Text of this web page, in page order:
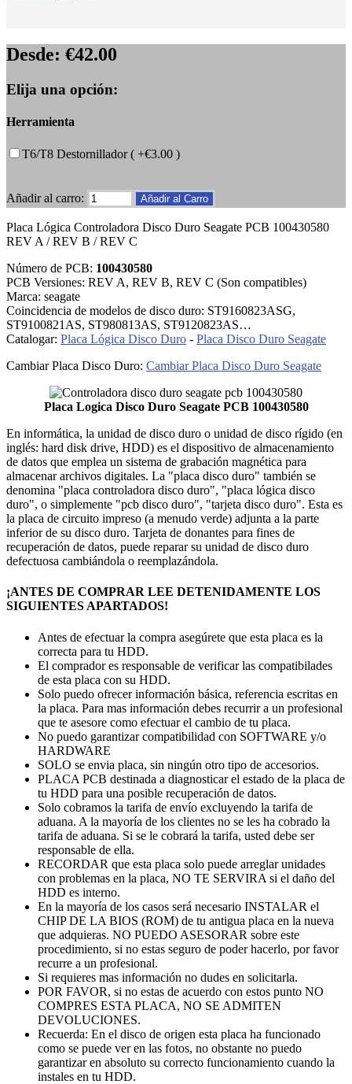
Desde: €42.00
Elija una opción:
Herramienta
T6/T8 Destornillador ( +€3.00 )
Añadir al carro:
Placa Lógica Controladora Disco Duro Seagate PCB 100430580
REV A / REV B / REV C
Número de PCB: 100430580
PCB Versiones: REV A, REV B, REV C (Son compatibles)
Marca: seagate
Coincidencia de modelos de disco duro: ST9160823ASG,
ST9100821AS, ST980813AS, ST9120823AS…
Catalogar: Placa Lógica Disco Duro - Placa Disco Duro Seagate
Cambiar Placa Disco Duro: Cambiar Placa Disco Duro Seagate
Placa Logica Disco Duro Seagate PCB 100430580
En informática, la unidad de disco duro o unidad de disco rígido (en
inglés: hard disk drive, HDD) es el dispositivo de almacenamiento
de datos que emplea un sistema de grabación magnética para
almacenar archivos digitales. La "placa disco duro" también se
denomina "placa controladora disco duro", "placa lógica disco
duro", o simplemente "pcb disco duro", "tarjeta disco duro". Esta es
la placa de circuito impreso (a menudo verde) adjunta a la parte
inferior de su disco duro. Tarjeta de donantes para fines de
recuperación de datos, puede reparar su unidad de disco duro
defectuosa cambiándola o reemplazándola.
¡ANTES DE COMPRAR LEE DETENIDAMENTE LOS
SIGUIENTES APARTADOS!
Antes de efectuar la compra asegúrete que esta placa es la
correcta para tu HDD.
El comprador es responsable de verificar las compatibilades
de esta placa con su HDD.
Solo puedo ofrecer información básica, referencia escritas en
la placa. Para mas información debes recurrir a un profesional
que te asesore como efectuar el cambio de tu placa.
No puedo garantizar compatibilidad con SOFTWARE y/o
HARDWARE
SOLO se envia placa, sin ningún otro tipo de accesorios.
PLACA PCB destinada a diagnosticar el estado de la placa de
tu HDD para una posible recuperación de datos.
Solo cobramos la tarifa de envío excluyendo la tarifa de
aduana. A la mayoría de los clientes no se les ha cobrado la
tarifa de aduana. Si se le cobrará la tarifa, usted debe ser
responsable de ella.
RECORDAR que esta placa solo puede arreglar unidades
con problemas en la placa, NO TE SERVIRA si el daño del
HDD es interno.
En la mayoría de los casos será necesario INSTALAR el
CHIP DE LA BIOS (ROM) de tu antigua placa en la nueva
que adquieras. NO PUEDO ASESORAR sobre este
procedimiento, si no estas seguro de poder hacerlo, por favor
recurre a un profesional.
Si requieres mas información no dudes en solicitarla.
POR FAVOR, si no estas de acuerdo con estos punto NO
COMPRES ESTA PLACA, NO SE ADMITEN
DEVOLUCIONES.
Recuerda: En el disco de origen esta placa ha funcionado
como se puede ver en las fotos, no obstante no puedo
garantizar en absoluto su correcto funcionamiento cuando la
instales en tu HDD.